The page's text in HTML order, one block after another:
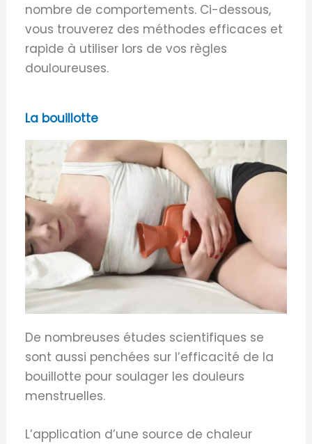
nombre de comportements. Ci-dessous,
vous trouverez des méthodes efficaces et
rapide à utiliser lors de vos règles
douloureuses.
La bouillotte
De nombreuses études scientifiques se
sont aussi penchées sur l’efficacité de la
bouillotte pour soulager les douleurs
menstruelles.
L’application d’une source de chaleur